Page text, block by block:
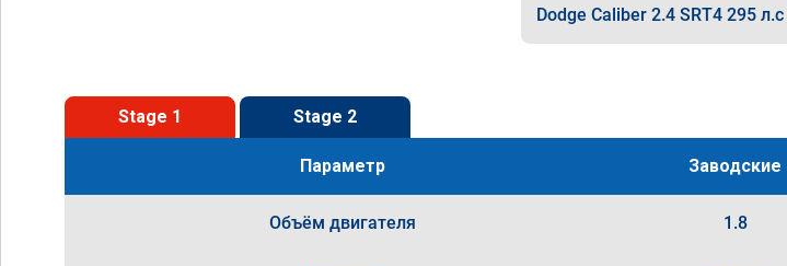
Dodge Caliber 2.4 SRT4 295 л.с
Stage 1 Stage 2
Параметр Заводские
Объём двигателя 1.8